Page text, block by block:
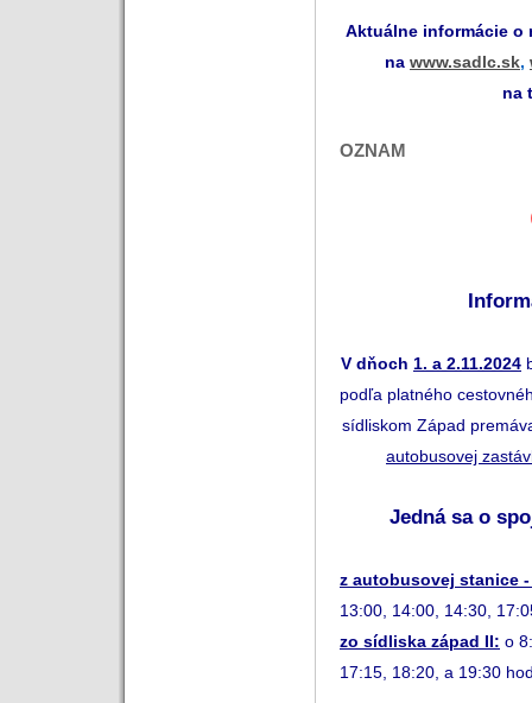
Aktuálne informácie o
na www.sadlc.sk,
na
OZNAM
Inform
V dňoch 1. a 2.11.2024
podľa platného
sídliskom Západ
autobusovej
Jedná sa o
z autobusovej stanice
13:00, 14:00, 14:30,
zo sídliska západ II: o
17:15, 18:20, a 19:30